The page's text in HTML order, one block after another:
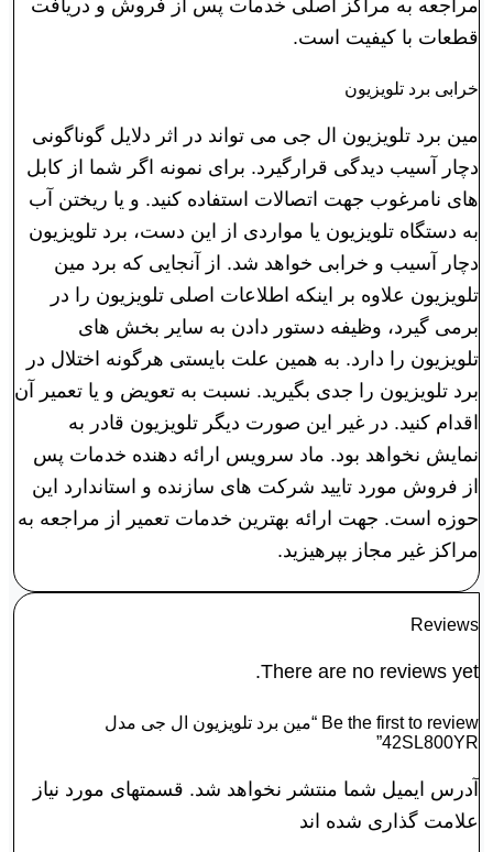
مراجعه به مراکز اصلی خدمات پس از فروش و دریافت
قطعات با کیفیت است.
خرابی برد تلویزیون
مین برد تلویزیون ال جی می تواند در اثر دلایل گوناگونی
دچار آسیب دیدگی قرارگیرد. برای نمونه اگر شما از کابل
های نامرغوب جهت اتصالات استفاده کنید. و یا ریختن آب
به دستگاه تلویزیون یا مواردی از این دست، برد تلویزیون
دچار آسیب و خرابی خواهد شد. از آنجایی که برد مین
تلویزیون علاوه بر اینکه اطلاعات اصلی تلویزیون را در
برمی گیرد، وظیفه دستور دادن به سایر بخش های
تلویزیون را دارد. به همین علت بایستی هرگونه اختلال در
برد تلویزیون را جدی بگیرید. نسبت به تعویض و یا تعمیر آن
اقدام کنید. در غیر این صورت دیگر تلویزیون قادر به
نمایش نخواهد بود. ماد سرویس ارائه دهنده خدمات پس
از فروش مورد تایید شرکت های سازنده و استاندارد این
حوزه است. جهت ارائه بهترین خدمات تعمیر از مراجعه به
مراکز غیر مجاز بپرهیزید.
Reviews
There are no reviews yet.
Be the first to review “مین برد تلویزیون ال جی مدل
42SL800YR”
آدرس ایمیل شما منتشر نخواهد شد. قسمتهای مورد نیاز
علامت گذاری شده اند